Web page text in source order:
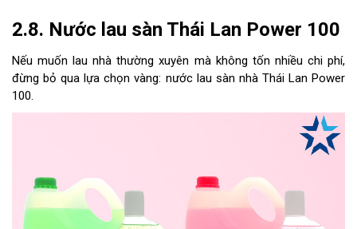
2.8. Nước lau sàn Thái Lan Power 100
Nếu muốn lau nhà thường xuyên mà không tốn nhiều chi phí,
đừng bỏ qua lựa chọn vàng: nước lau sàn nhà Thái Lan Power
100.